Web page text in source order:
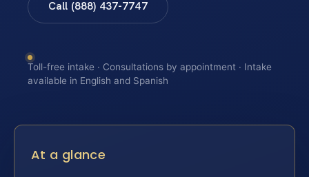
Call (888) 437-7747
Toll-free intake · Consultations by appointment · Intake
available in English and Spanish
At a glance